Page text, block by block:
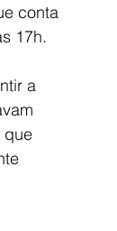
conta
17h.
a
que